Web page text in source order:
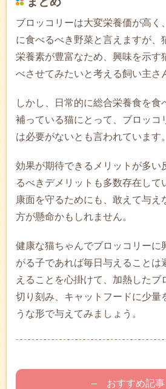
ブロッコリーは大変栄養価が高く
に食べるべき野菜と言えますが、
栄養素が豊富なため、興味を示す
べさせてみたいと考える飼い主さ
しかし、日常的に総合栄養食を食
補っている猫にとって、ブロッコ
は必要がないとも言われています。
効果が期待できるメリットが多い
るべきデメリットも多数存在して
康面を守るためにも、敢えて与え
方が懸命かもしれません。
健康な猫ちゃんでブロッコリーに
がる子であれば毎日与えることは
えることを心掛けて、加熱したブ
切り刻み、キャットフードに少量
うな形で与えてみましょう。
– おすすめ記